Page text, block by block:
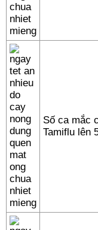
Số ca mắc
Tamiflu lên